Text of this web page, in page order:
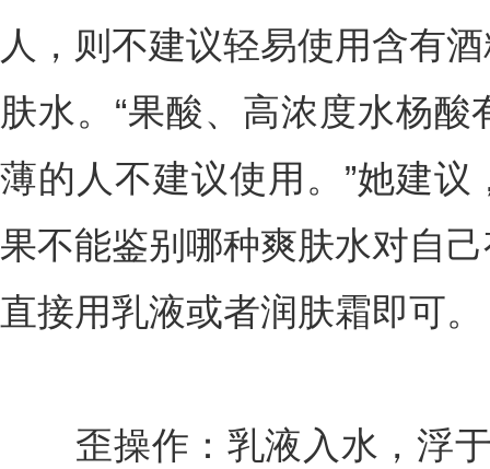
人，则不建议轻易使用含有
肤水。“果酸、高浓度水杨
薄的人不建议使用。”她建
果不能鉴别哪种爽肤水对自
直接用乳液或者润肤霜即可。
歪操作：乳液入水，浮于